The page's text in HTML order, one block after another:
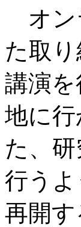
オン
た取
講演
地に
た、
行う
再開す